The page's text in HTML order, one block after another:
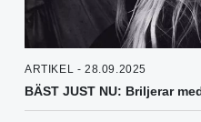
ARTIKEL - 28.09.2025
BÄST JUST NU: Briljerar